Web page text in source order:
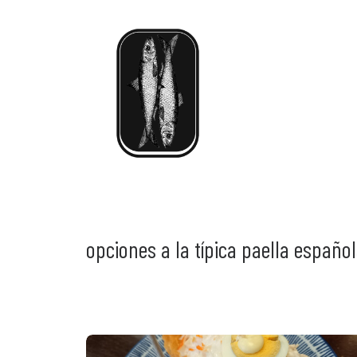
opciones a la típica paella